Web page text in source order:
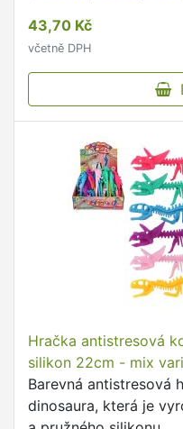
43,70 Kč
včetně DPH
Hračka antistresová
silikon 22cm - mix
Barevná antistresová
dinosaura, která je